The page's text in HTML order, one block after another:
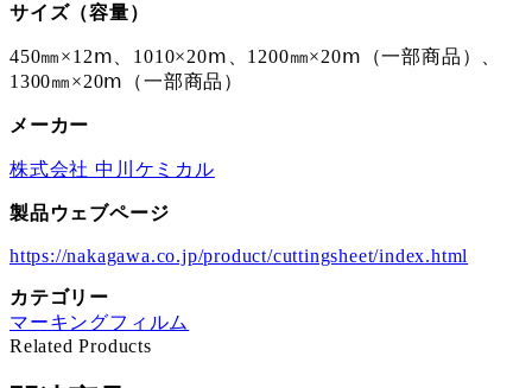
サイズ（容量）
450㎜×12ⅿ、1010×20ⅿ、1200㎜×20ⅿ（一部商品）、
1300㎜×20ⅿ（一部商品）
メーカー
株式会社 中川ケミカル
製品ウェブページ
https://nakagawa.co.jp/product/cuttingsheet/index.html
カテゴリー
マーキングフィルム
Related Products